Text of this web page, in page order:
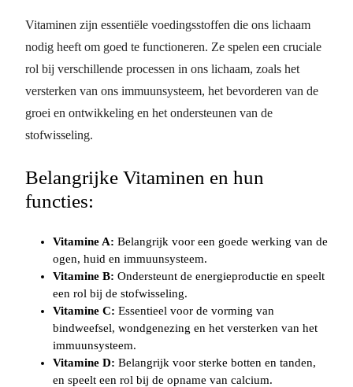
Vitaminen zijn essentiële voedingsstoffen die ons lichaam
nodig heeft om goed te functioneren. Ze spelen een cruciale
rol bij verschillende processen in ons lichaam, zoals het
versterken van ons immuunsysteem, het bevorderen van de
groei en ontwikkeling en het ondersteunen van de
stofwisseling.
Belangrijke Vitaminen en hun
functies:
Vitamine A: Belangrijk voor een goede werking van de
ogen, huid en immuunsysteem.
Vitamine B: Ondersteunt de energieproductie en speelt
een rol bij de stofwisseling.
Vitamine C: Essentieel voor de vorming van
bindweefsel, wondgenezing en het versterken van het
immuunsysteem.
Vitamine D: Belangrijk voor sterke botten en tanden,
en speelt een rol bij de opname van calcium.